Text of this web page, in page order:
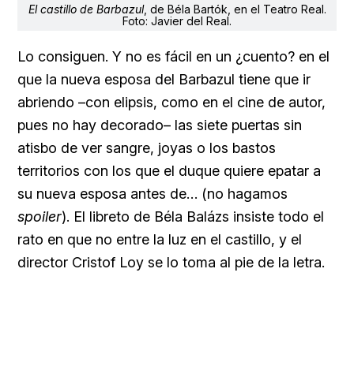
El castillo de Barbazul, de Béla Bartók, en el Teatro Real.
Foto: Javier del Real.
Lo consiguen. Y no es fácil en un ¿cuento? en el
que la nueva esposa del Barbazul tiene que ir
abriendo –con elipsis, como en el cine de autor,
pues no hay decorado– las siete puertas sin
atisbo de ver sangre, joyas o los bastos
territorios con los que el duque quiere epatar a
su nueva esposa antes de… (no hagamos
spoiler). El libreto de Béla Balázs insiste todo el
rato en que no entre la luz en el castillo, y el
director Cristof Loy se lo toma al pie de la letra.